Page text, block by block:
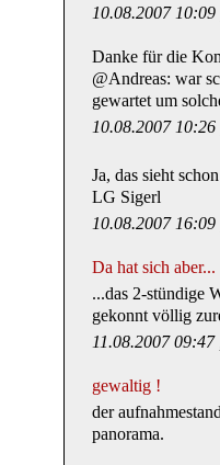
10.08.2007 10:09 ,
Danke für die
@Andreas: war
gewartet um
10.08.2007 10:26 ,
Ja, das sieht
LG Sigerl
10.08.2007 16:09 ,
Da hat sich aber...
...das 2-stündige
gekonnt völlig
11.08.2007 09:47 ,
gewaltig !
der
panorama.